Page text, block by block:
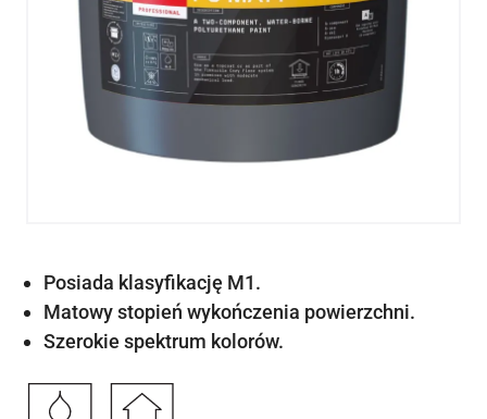
Posiada klasyfikację M1.
Matowy stopień wykończenia powierzchni.
Szerokie spektrum kolorów.